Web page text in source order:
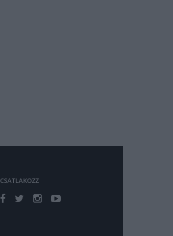
CSATLAKOZZ